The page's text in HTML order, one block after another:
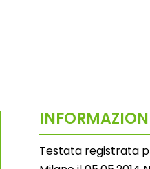
Testata registrata